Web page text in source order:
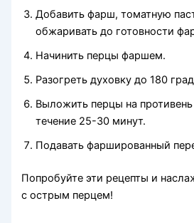
Добавить фарш, томатную
обжаривать до готовности
Начинить перцы фаршем.
Разогреть духовку до 180
Выложить перцы на противень
течение 25-30 минут.
Подавать фаршированный
Попробуйте эти рецепты и
с острым перцем!